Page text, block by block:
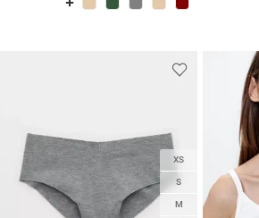
XS
S
M